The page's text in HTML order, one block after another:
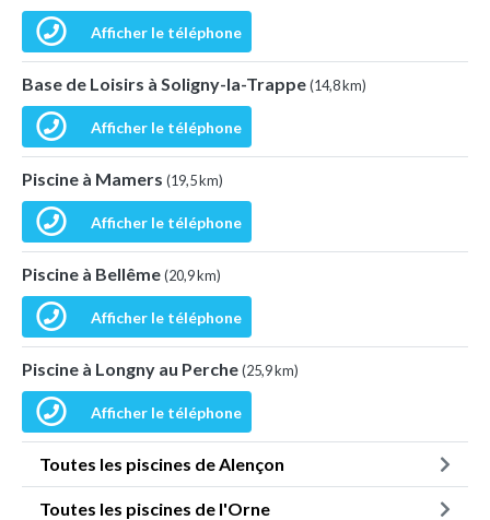
Afficher le téléphone
Base de Loisirs à Soligny-la-Trappe(14,8 km)
Afficher le téléphone
Piscine à Mamers (19,5 km)
Afficher le téléphone
Piscine à Bellême(20,9 km)
Afficher le téléphone
Piscine à Longny au Perche(25,9 km)
Afficher le téléphone
Toutes les piscines de Alençon
Toutes les piscines de l'Orne